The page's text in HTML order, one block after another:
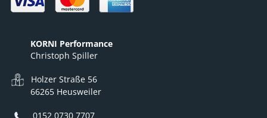
KORNI Performance
Christoph Spiller
Holzer Straße 56
66265 Heusweiler
0152 0730 7707